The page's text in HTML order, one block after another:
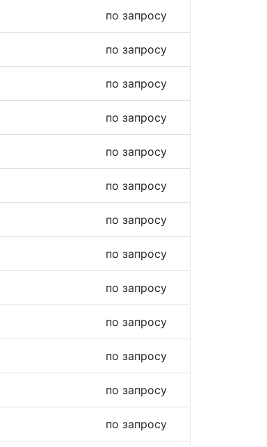
по запросу
по запросу
по запросу
по запросу
по запросу
по запросу
по запросу
по запросу
по запросу
по запросу
по запросу
по запросу
по запросу